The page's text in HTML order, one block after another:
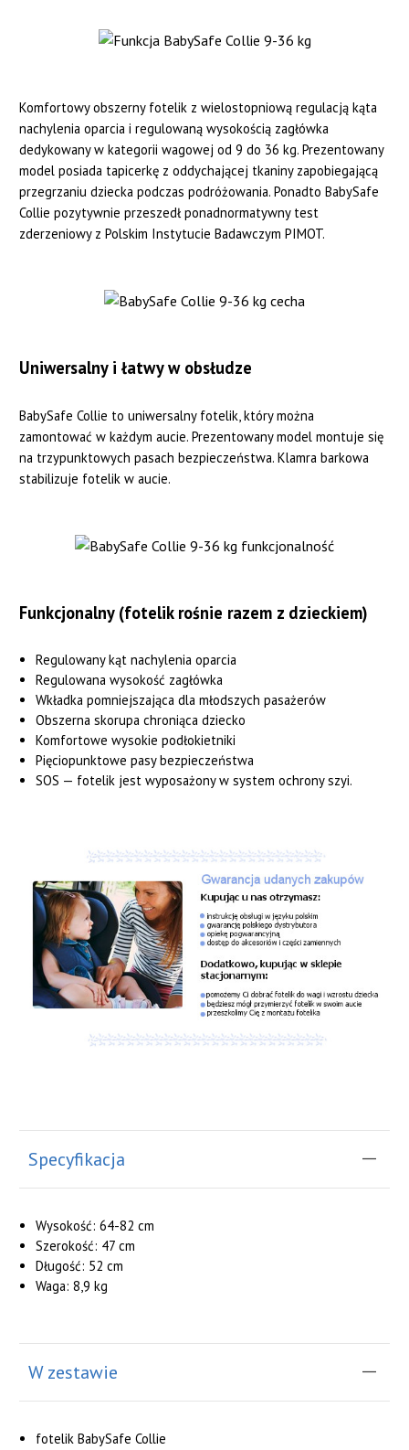
Komfortowy obszerny fotelik z wielostopniową regulacją kąta
nachylenia oparcia i regulowaną wysokością zagłówka
dedykowany w kategorii wagowej od 9 do 36 kg. Prezentowany
model posiada tapicerkę z oddychającej tkaniny zapobiegającą
przegrzaniu dziecka podczas podróżowania. Ponadto BabySafe
Collie pozytywnie przeszedł ponadnormatywny test
zderzeniowy z Polskim Instytucie Badawczym PIMOT.
Uniwersalny i łatwy w obsłudze
BabySafe Collie to uniwersalny fotelik, który można
zamontować w każdym aucie. Prezentowany model montuje się
na trzypunktowych pasach bezpieczeństwa. Klamra barkowa
stabilizuje fotelik w aucie.
Funkcjonalny (fotelik rośnie razem z dzieckiem)
Regulowany kąt nachylenia oparcia
Regulowana wysokość zagłówka
Wkładka pomniejszająca dla młodszych pasażerów
Obszerna skorupa chroniąca dziecko
Komfortowe wysokie podłokietniki
Pięciopunktowe pasy bezpieczeństwa
SOS — fotelik jest wyposażony w system ochrony szyi.
Specyfikacja
Wysokość: 64-82 cm
Szerokość: 47 cm
Długość: 52 cm
Waga: 8,9 kg
W zestawie
fotelik BabySafe Collie